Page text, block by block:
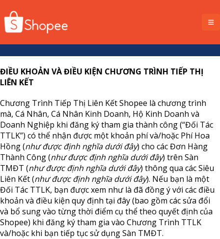
ĐIỀU KHOẢN VÀ ĐIỀU KIỆN CHƯƠNG TRÌNH TIẾP THỊ
LIÊN KẾT
Chương Trình Tiếp Thị Liên Kết Shopee là chương trình
mà, Cá Nhân, Cá Nhân Kinh Doanh, Hộ Kinh Doanh và
Doanh Nghiệp khi đăng ký tham gia thành công (“Đối Tác
TTLK”) có thể nhận được một khoản phí và/hoặc Phí Hoa
Hồng (như được định nghĩa dưới đây) cho các Đơn Hàng
Thành Công (như được định nghĩa dưới đây) trên Sàn
TMĐT (như được định nghĩa dưới đây) thông qua các Siêu
Liên Kết (như được định nghĩa dưới đây). Nếu bạn là một
Đối Tác TTLK, bạn được xem như là đã đồng ý với các điều
khoản và điều kiện quy định tại đây (bao gồm các sửa đổi
và bổ sung vào từng thời điểm cụ thể theo quyết định của
Shopee) khi đăng ký tham gia vào Chương Trình TTLK
và/hoặc khi bạn tiếp tục sử dụng Sàn TMĐT.